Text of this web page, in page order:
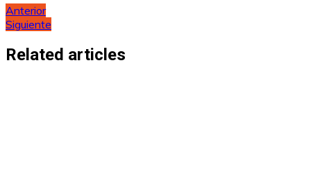
Navegación
de
entradas
Anterior
Siguiente
Related articles